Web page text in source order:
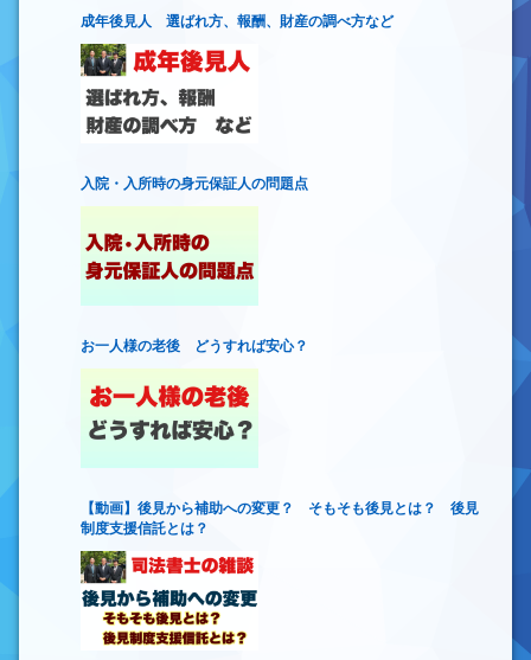
成年後見人 選ばれ方、報酬、財産の調べ方など
入院・入所時の身元保証人の問題点
お一人様の老後 どうすれば安心？
【動画】後見から補助への変更？ そもそも後見とは？ 後見
制度支援信託とは？